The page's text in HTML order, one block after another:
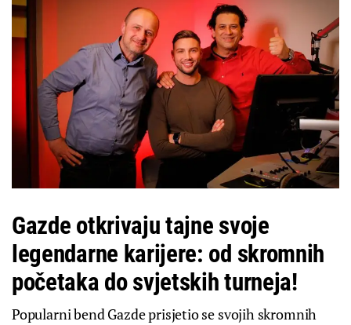
Gazde otkrivaju tajne svoje
legendarne karijere: od skromnih
početaka do svjetskih turneja!
Popularni bend Gazde prisjetio se svojih skromnih